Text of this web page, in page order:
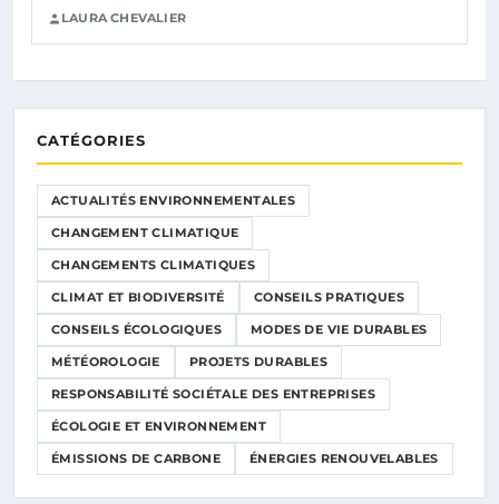
LAURA CHEVALIER
CATÉGORIES
ACTUALITÉS ENVIRONNEMENTALES
CHANGEMENT CLIMATIQUE
CHANGEMENTS CLIMATIQUES
CLIMAT ET BIODIVERSITÉ CONSEILS PRATIQUES
CONSEILS ÉCOLOGIQUES MODES DE VIE DURABLES
MÉTÉOROLOGIE PROJETS DURABLES
RESPONSABILITÉ SOCIÉTALE DES ENTREPRISES
ÉCOLOGIE ET ENVIRONNEMENT
ÉMISSIONS DE CARBONE ÉNERGIES RENOUVELABLES